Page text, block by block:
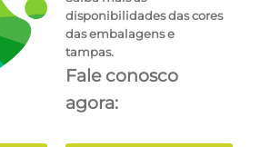
disponibilidades das cores
das embalagens e
tampas.
Fale conosco
agora: